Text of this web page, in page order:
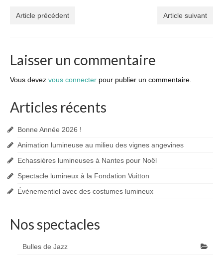
Article précédent Article suivant
Laisser un commentaire
Vous devez vous connecter pour publier un commentaire.
Articles récents
Bonne Année 2026 !
Animation lumineuse au milieu des vignes angevines
Echassières lumineuses à Nantes pour Noël
Spectacle lumineux à la Fondation Vuitton
Événementiel avec des costumes lumineux
Nos spectacles
Bulles de Jazz